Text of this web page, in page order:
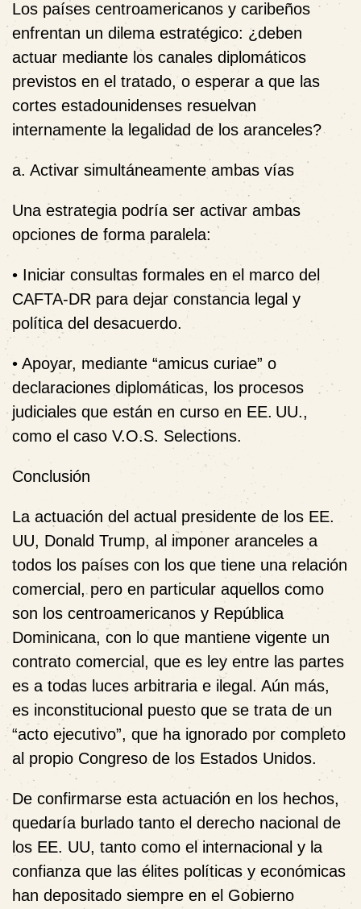
Los países centroamericanos y caribeños
enfrentan un dilema estratégico: ¿deben
actuar mediante los canales diplomáticos
previstos en el tratado, o esperar a que las
cortes estadounidenses resuelvan
internamente la legalidad de los aranceles?
a. Activar simultáneamente ambas vías
Una estrategia podría ser activar ambas
opciones de forma paralela:
• Iniciar consultas formales en el marco del
CAFTA‑DR para dejar constancia legal y
política del desacuerdo.
• Apoyar, mediante “amicus curiae” o
declaraciones diplomáticas, los procesos
judiciales que están en curso en EE. UU.,
como el caso V.O.S. Selections.
Conclusión
La actuación del actual presidente de los EE.
UU, Donald Trump, al imponer aranceles a
todos los países con los que tiene una relación
comercial, pero en particular aquellos como
son los centroamericanos y República
Dominicana, con lo que mantiene vigente un
contrato comercial, que es ley entre las partes
es a todas luces arbitraria e ilegal. Aún más,
es inconstitucional puesto que se trata de un
“acto ejecutivo”, que ha ignorado por completo
al propio Congreso de los Estados Unidos.
De confirmarse esta actuación en los hechos,
quedaría burlado tanto el derecho nacional de
los EE. UU, tanto como el internacional y la
confianza que las élites políticas y económicas
han depositado siempre en el Gobierno